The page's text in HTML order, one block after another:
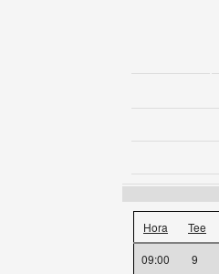
Hora Tee
09:00 9